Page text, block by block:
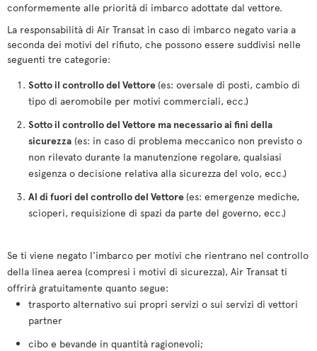
conformemente alle priorità di imbarco adottate dal vettore.
La responsabilità di Air Transat in caso di imbarco negato varia a
seconda dei motivi del rifiuto, che possono essere suddivisi nelle
seguenti tre categorie:
Sotto il controllo del Vettore (es: oversale di posti, cambio di
tipo di aeromobile per motivi commerciali, ecc.)
Sotto il controllo del Vettore ma necessario ai fini della
sicurezza (es: in caso di problema meccanico non previsto o
non rilevato durante la manutenzione regolare, qualsiasi
esigenza o decisione relativa alla sicurezza del volo, ecc.)
Al di fuori del controllo del Vettore (es: emergenze mediche,
scioperi, requisizione di spazi da parte del governo, ecc.)
Se ti viene negato l'imbarco per motivi che rientrano nel controllo
della linea aerea (compresi i motivi di sicurezza), Air Transat ti
offrirà gratuitamente quanto segue:
trasporto alternativo sui propri servizi o sui servizi di vettori
partner
cibo e bevande in quantità ragionevoli;